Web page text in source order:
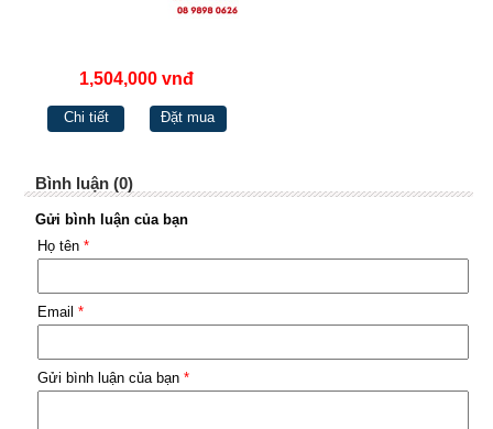
1,504,000 vnđ
Chi tiết Đặt mua
Bình luận (0)
Gửi bình luận của bạn
Họ tên *
Email *
Gửi bình luận của bạn *